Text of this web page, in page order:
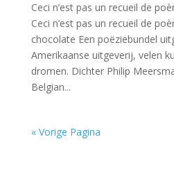
Ceci n’est pas un recueil de
Ceci n’est pas un recueil de
chocolate Een poëziebundel
Amerikaanse uitgeverij, velen
dromen. Dichter Philip
Belgian...
« Vorige Pagina